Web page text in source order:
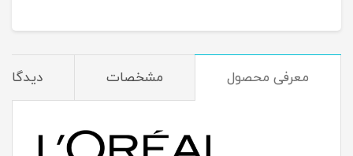
معرفی محصول مشخصات